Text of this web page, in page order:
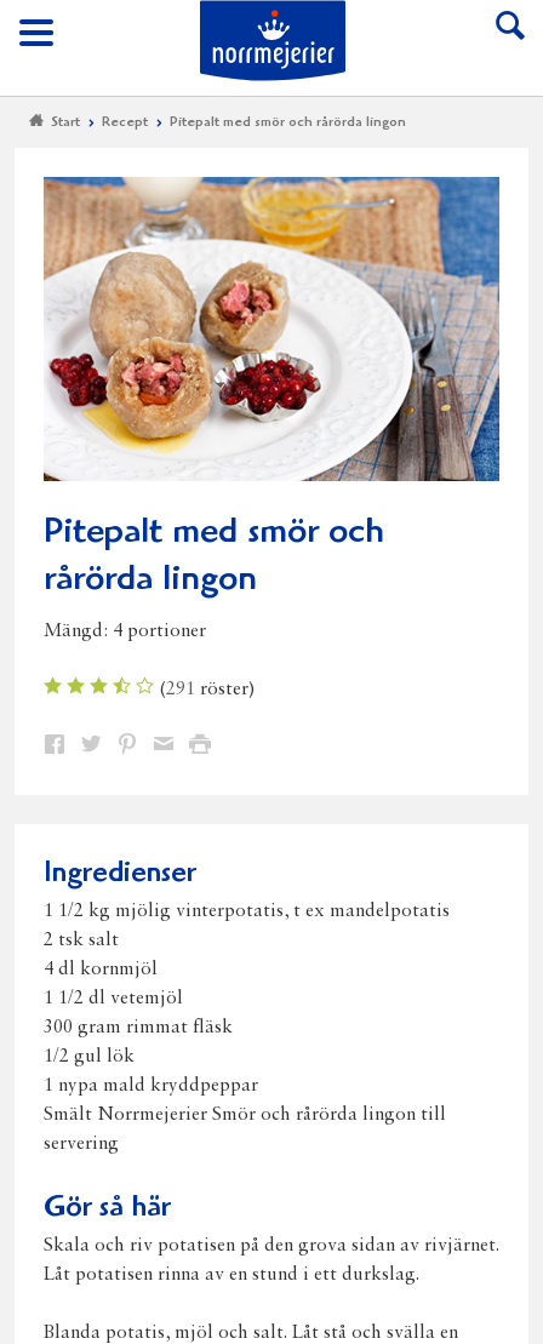
Meny
Till Norrmejerier
Start Recept Pitepalt med smör och rårörda lingon
Pitepalt med smör och
rårörda lingon
Mängd: 4 portioner
(291 röster)
Dela Dela Dela DelaSkriv
Ingredienser
1 1/2 kg mjölig vinterpotatis, t ex mandelpotatis
2 tsk salt
4 dl kornmjöl
1 1/2 dl vetemjöl
300 gram rimmat fläsk
1/2 gul lök
1 nypa mald kryddpeppar
Smält Norrmejerier Smör och rårörda lingon till
servering
Gör så här
Skala och riv potatisen på den grova sidan av rivjärnet.
Låt potatisen rinna av en stund i ett durkslag.
Blanda potatis, mjöl och salt. Låt stå och svälla en